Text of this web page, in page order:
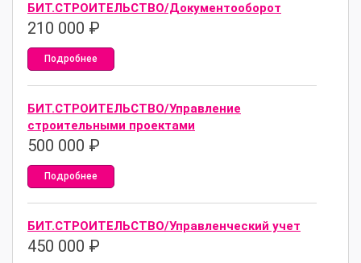
БИТ.СТРОИТЕЛЬСТВО/Документооборот
210 000 ₽
Подробнее
БИТ.СТРОИТЕЛЬСТВО/Управление
строительными проектами
500 000 ₽
Подробнее
БИТ.СТРОИТЕЛЬСТВО/Управленческий учет
450 000 ₽